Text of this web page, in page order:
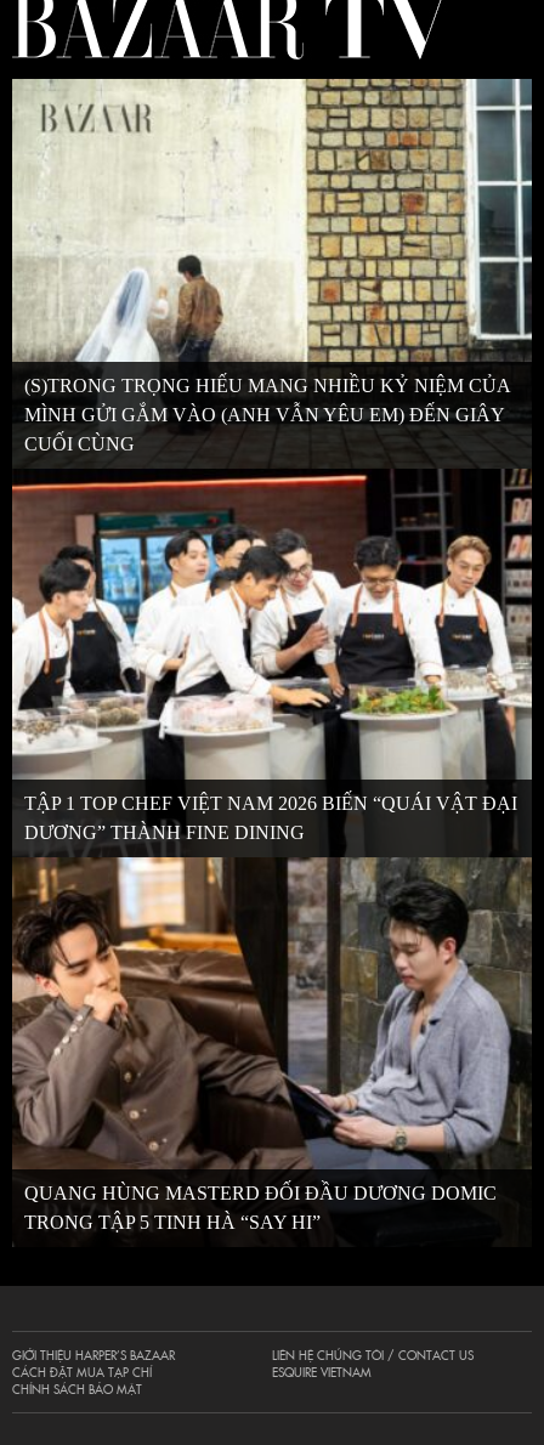
(S)TRONG TRỌNG HIẾU MANG NHIỀU KỶ NIỆM CỦA
MÌNH GỬI GẮM VÀO (ANH VẪN YÊU EM) ĐẾN GIÂY
CUỐI CÙNG
TẬP 1 TOP CHEF VIỆT NAM 2026 BIẾN “QUÁI VẬT ĐẠI
DƯƠNG” THÀNH FINE DINING
QUANG HÙNG MASTERD ĐỐI ĐẦU DƯƠNG DOMIC
TRONG TẬP 5 TINH HÀ “SAY HI”
GIỚI THIỆU HARPER’S BAZAAR
CÁCH ĐẶT MUA TẠP CHÍ
CHÍNH SÁCH BẢO MẬT
LIÊN HỆ CHÚNG TÔI / CONTACT US
ESQUIRE VIETNAM